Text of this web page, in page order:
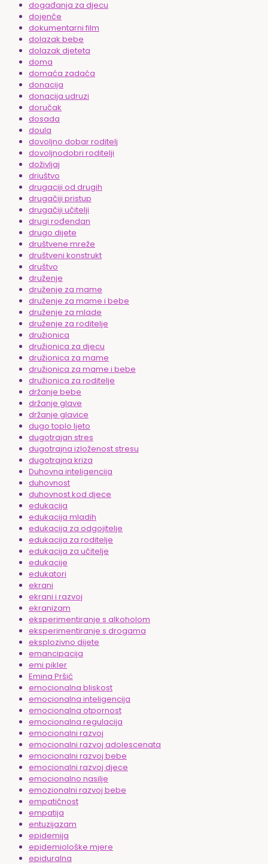
događanja za djecu
dojenče
dokumentarni film
dolazak bebe
dolazak djeteta
doma
domaća zadaća
donacija
donacija udruzi
doručak
dosada
doula
dovoljno dobar roditelj
dovoljnodobri roditelji
doživljaj
driuštvo
drugaciji od drugih
drugačiji pristup
drugačiji učitelji
drugi rođendan
drugo dijete
društvene mreže
društveni konstrukt
društvo
druženje
druženje za mame
druženje za mame i bebe
druženje za mlade
druženje za roditelje
družionica
družionica za djecu
družionica za mame
družionica za mame i bebe
družionica za roditelje
držanje bebe
držanje glave
držanje glavice
dugo toplo ljeto
dugotrajan stres
dugotrajna izloženost stresu
dugotrajna kriza
Duhovna inteligencija
duhovnost
duhovnost kod djece
edukacija
edukacija mladih
edukacija za odgojitelje
edukacija za roditelje
edukacija za učitelje
edukacije
edukatori
ekrani
ekrani i razvoj
ekranizam
eksperimentiranje s alkoholom
eksperimentiranje s drogama
eksplozivno dijete
emancipacija
emi pikler
Emina Pršić
emocionalna bliskost
emocionalna inteligencija
emocionalna otpornost
emocionalna regulacija
emocionalni razvoj
emocionalni razvoj adolescenata
emocionalni razvoj bebe
emocionalni razvoj djece
emocionalno nasilje
emozionalni razvoj bebe
empatičnost
empatija
entuzijazam
epidemija
epidemiološke mjere
epiduralna